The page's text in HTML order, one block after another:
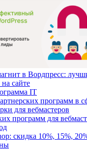
в Вордпресс:
сайте
программ в
программ для
скидка 10%, 15%,